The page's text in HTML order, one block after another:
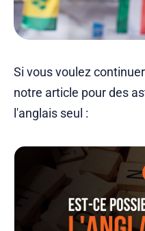
Si vous voulez
notre article pour des
l'anglais seul :